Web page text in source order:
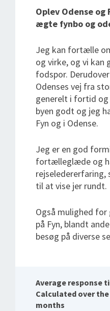
Oplev Odense og
ægte fynbo og
Jeg kan fortælle
og virke, og vi kan
fodspor.
Odenses vej fra
generelt i fortid
byen godt og jeg
Fyn og i Odense.
Jeg er en god
fortælleglæde og
rejseledererfaring,
til at vise jer rundt.
Også mulighed
på Fyn, blandt
besøg på diverse
Average response
Calculated over
months